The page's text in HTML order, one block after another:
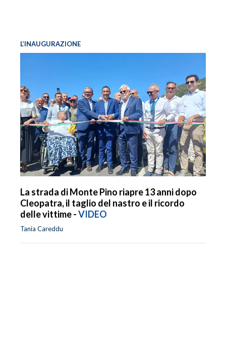
L’INAUGURAZIONE
La strada di Monte Pino riapre 13 anni dopo
Cleopatra, il taglio del nastro e il ricordo
delle vittime -VIDEO
Tania Careddu